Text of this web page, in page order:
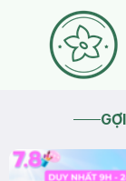
1800 6324
nha ạ.
2026-08-05